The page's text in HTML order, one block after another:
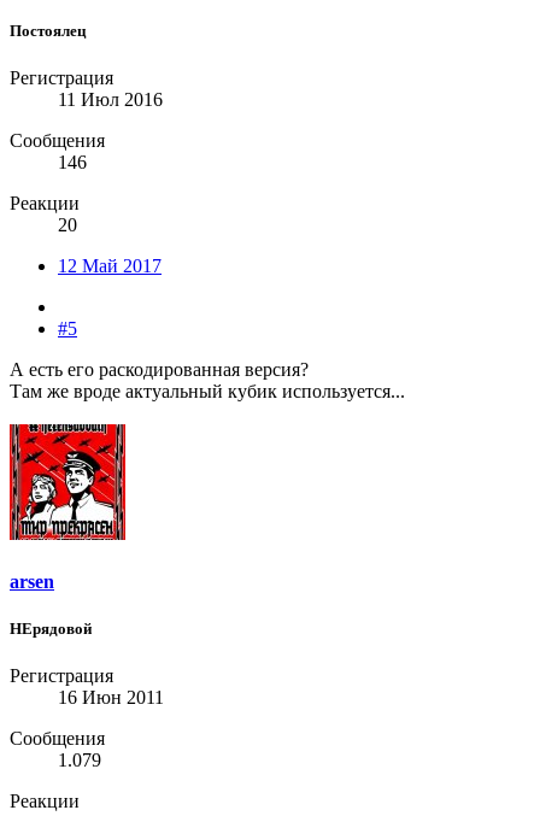
Постоялец
Регистрация
11 Июл 2016
Сообщения
146
Реакции
20
12 Май 2017
#5
А есть его раскодированная версия?
Там же вроде актуальный кубик используется...
arsen
НЕрядовой
Регистрация
16 Июн 2011
Сообщения
1.079
Реакции